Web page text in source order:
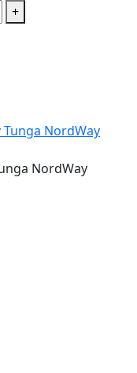
+
NordWay